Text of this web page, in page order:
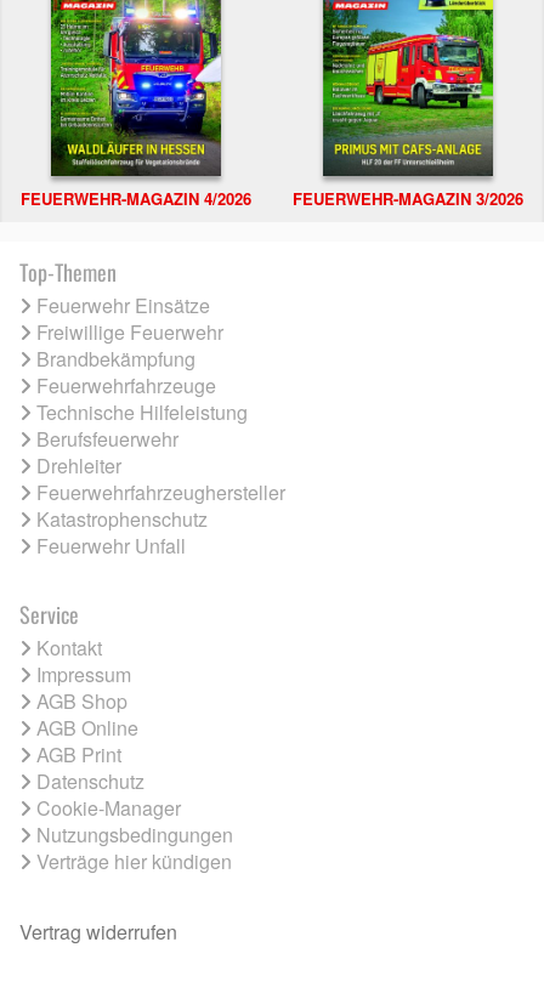
FEUERWEHR-MAGAZIN 4/2026 FEUERWEHR-MAGAZIN 3/2026
Top-Themen
Feuerwehr Einsätze
Freiwillige Feuerwehr
Brandbekämpfung
Feuerwehrfahrzeuge
Technische Hilfeleistung
Berufsfeuerwehr
Drehleiter
Feuerwehrfahrzeughersteller
Katastrophenschutz
Feuerwehr Unfall
Service
Kontakt
Impressum
AGB Shop
AGB Online
AGB Print
Datenschutz
Cookie-Manager
Nutzungsbedingungen
Verträge hier kündigen
Vertrag widerrufen